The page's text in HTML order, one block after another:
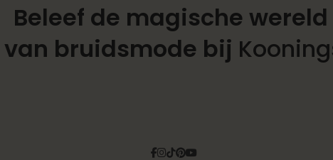
Beleef de magische wereld
van bruidsmode bij
Facebook
Instagram
Tiktok
Pinterest
YouTube